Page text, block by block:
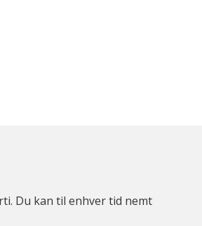
Du kan til enhver tid nemt